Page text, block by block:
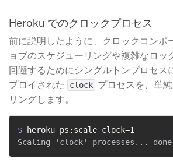
Heroku でのクロックプロセス
前に説明したように、クロックコンポ
ョブのスケジューリングや複雑なロ
回避するためにシングルトンプロセ
プロイされた
clock
プロセスを、単
リングします。
$
heroku ps:scale clock=1